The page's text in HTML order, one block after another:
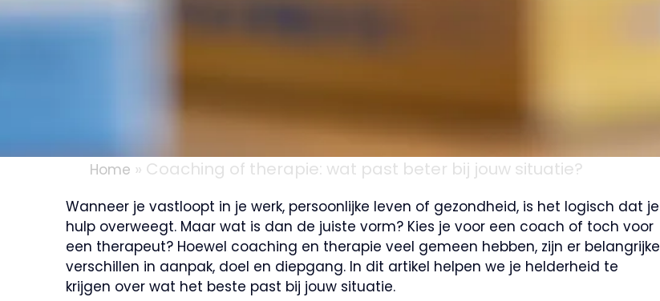
Home » Coaching of therapie: wat past beter bij jouw situatie?
Wanneer je vastloopt in je werk, persoonlijke leven of gezondheid, is het logisch dat je
hulp overweegt. Maar wat is dan de juiste vorm? Kies je voor een coach of toch voor
een therapeut? Hoewel coaching en therapie veel gemeen hebben, zijn er belangrijke
verschillen in aanpak, doel en diepgang. In dit artikel helpen we je helderheid te
krijgen over wat het beste past bij jouw situatie.